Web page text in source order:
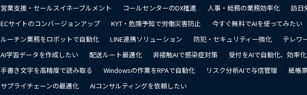
営業支援・セールスイネーブルメント
コールセンターのDX推進 人事・総務の業務効率化
訪日
ECサイトのコンバージョンアップ
KYT・危険予知で労働災害防止 今すぐ無料でAIを使ってみたい
ルーチン業務をロボットで自動化
LINE連携ソリューション 防犯・セキュリティー強化
テレワ
AI学習データを作成したい
配送ルート最適化 非接触AIで感染症対策 受付をAIで自動化、効率
手書き文字を高精度で読み取る
Windowsの作業をRPAで自動化 リスク分析AIで与信管理
紙帳
サプライチェーンの最適化
AIコンサルティングを依頼したい